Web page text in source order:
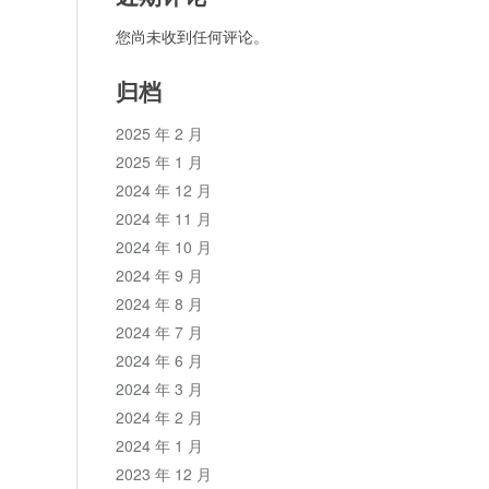
您尚未收到任何评论。
归档
2025 年 2 月
2025 年 1 月
2024 年 12 月
2024 年 11 月
2024 年 10 月
2024 年 9 月
2024 年 8 月
2024 年 7 月
2024 年 6 月
2024 年 3 月
2024 年 2 月
2024 年 1 月
2023 年 12 月